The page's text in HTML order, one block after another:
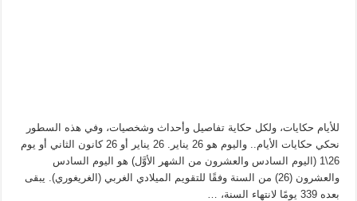
الطعام في الحضارة الإسلامية.. تاريخ يُقرأ بالنكهات
يوم شاهدت زينات صدقي على المسرح وسرحت!
من “عيش السرايا” إلى ذاكرة أم درمان.. حمور زيادة يغزل حكايات البسطاء
للأيام حكايات، ولكل حكاية تفاصيل وأحداث وشخصيات، وفي هذه السطور
نحكي حكايات الأيام.. واليوم هو 26 يناير. 26 يناير أو 26 كانون الثاني أو يوم
26\1 (اليوم السادس والعشرون من الشهر الأوَّل) هو اليوم السادس
والعشرون (26) من السنة وفقًا للتقويم الميلادي الغربي (الغريغوري). يبقى
بعده 339 يومًا لانتهاء السنة، …